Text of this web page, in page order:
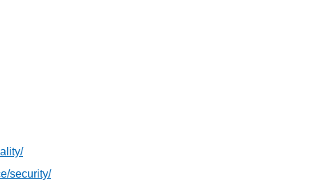
security/